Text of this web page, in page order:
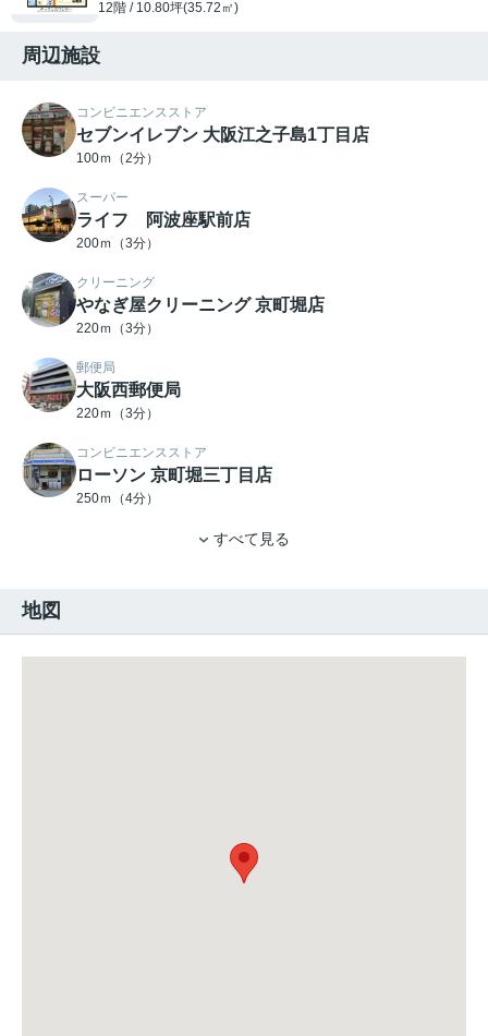
12階 / 10.80坪(35.72㎡)
周辺施設
コンビニエンスストア
セブンイレブン 大阪江之子島1丁目店
100ｍ（2分）
スーパー
ライフ 阿波座駅前店
200ｍ（3分）
クリーニング
やなぎ屋クリーニング 京町堀店
220ｍ（3分）
郵便局
大阪西郵便局
220ｍ（3分）
コンビニエンスストア
ローソン 京町堀三丁目店
250ｍ（4分）
すべて見る
地図